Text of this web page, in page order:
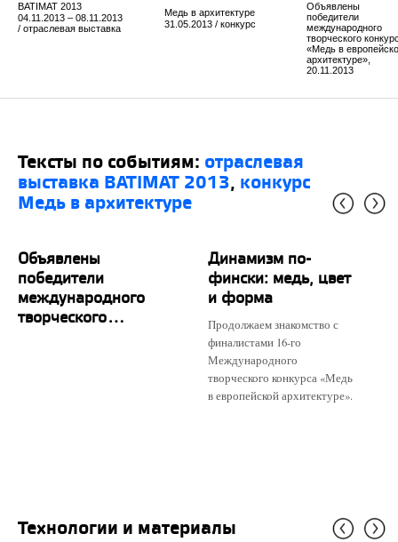
BATIMAT 2013
04.11.2013 – 08.11.2013
/ отраслевая выставка
Медь в архитектуре
31.05.2013 / конкурс
Объявлены
победители
международного
творческого
«Медь в
архитектуре»,
20.11.2013
Тексты по событиям: отраслевая
выставка BATIMAT 2013, конкурс
Медь в архитектуре
Объявлены
победители
международного
творческого...
Динамизм по-
фински: медь, цвет
и форма
Продолжаем знакомство с
финалистами 16-го
Международного
творческого конкурса «Медь
в европейской архитектуре».
Технологии и материалы